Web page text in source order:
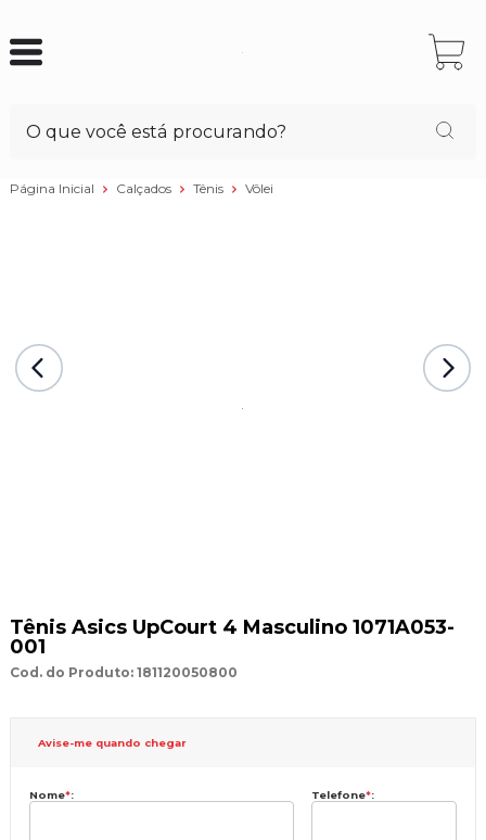
Página Inicial Calçados Tênis Vôlei
Tênis Asics UpCourt 4 Masculino 1071A053-
001
Cod. do Produto: 181120050800
Avise-me quando chegar
Nome*: Telefone*: